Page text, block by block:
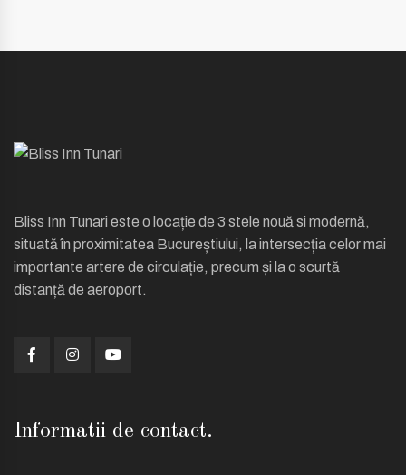
Bliss Inn Tunari este o locație de 3 stele nouă si modernă,
situată în proximitatea Bucureștiului, la intersecția celor mai
importante artere de circulație, precum și la o scurtă
distanță de aeroport.
Informatii de contact.